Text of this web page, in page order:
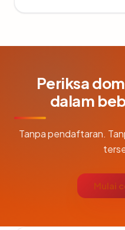
Periksa
dalam
Tanpa pendaftaran.
Mulai